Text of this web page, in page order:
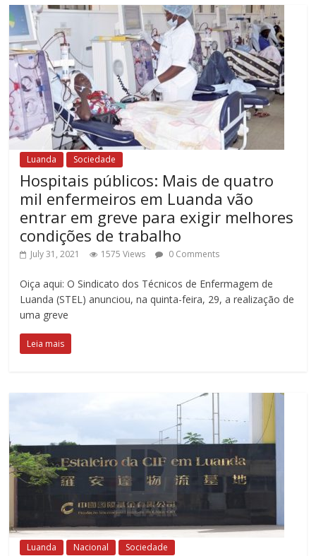
Luanda Sociedade
Hospitais públicos: Mais de quatro
mil enfermeiros em Luanda vão
entrar em greve para exigir melhores
condições de trabalho
July 31, 2021 1575 Views 0 Comments
Oiça aqui: O Sindicato dos Técnicos de Enfermagem de
Luanda (STEL) anunciou, na quinta-feira, 29, a realização de
uma greve
Leia mais
Luanda Nacional Sociedade